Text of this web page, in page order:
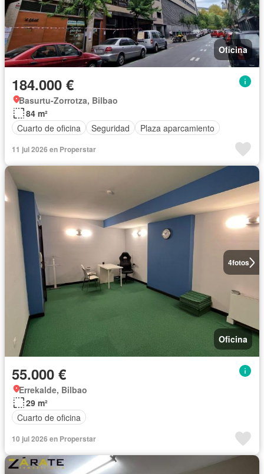
Oficina
184.000 €
Basurtu-Zorrotza, Bilbao
84 m²
Cuarto de oficina
Seguridad Plaza aparcamiento
11 jul 2026 en Properstar
4fotos
Oficina
55.000 €
Errekalde, Bilbao
29 m²
Cuarto de oficina
10 jul 2026 en Properstar